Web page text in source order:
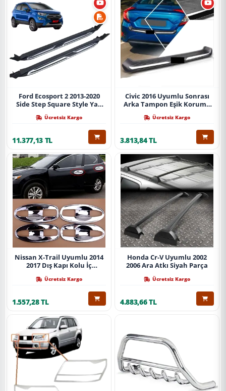
Ford Ecosport 2 2013-2020
Side Step Square Style Yan
Ücretsiz Kargo
11.377,13 TL
Civic 2016 Uyumlu Sonrası
Arka Tampon Eşik Koruma
Ücretsiz Kargo
3.813,84 TL
Nissan X-Trail Uyumlu 2014
2017 Dış Kapı Kolu İç
Ücretsiz Kargo
1.557,28 TL
Honda Cr-V Uyumlu 2002
2006 Ara Atkı Siyah Parça
Ücretsiz Kargo
4.883,66 TL